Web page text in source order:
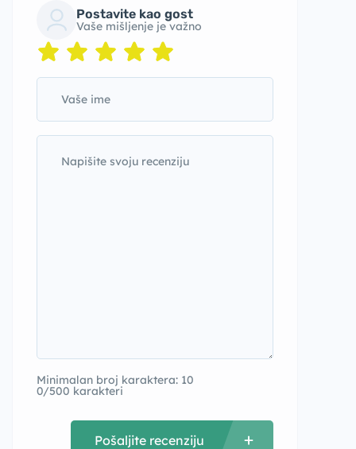
Postavite kao gost
Vaše mišljenje je važno
Minimalan broj karaktera: 10
0/500 karakteri
Pošaljite recenziju